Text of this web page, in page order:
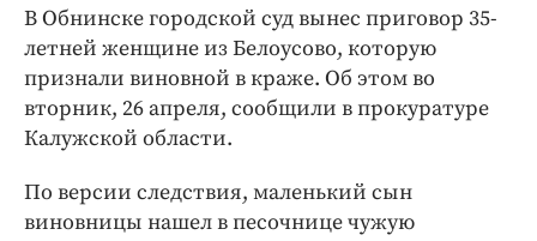
ПРОЕКТЫ
Блоги
Издания
Медиаперсона
Клиника года
В Обнинске городской суд вынес приговор 35-
летней женщине из Белоусово, которую
признали виновной в краже. Об этом во
вторник, 26 апреля, сообщили в прокуратуре
Калужской области.
По версии следствия, маленький сын
виновницы нашел в песочнице чужую